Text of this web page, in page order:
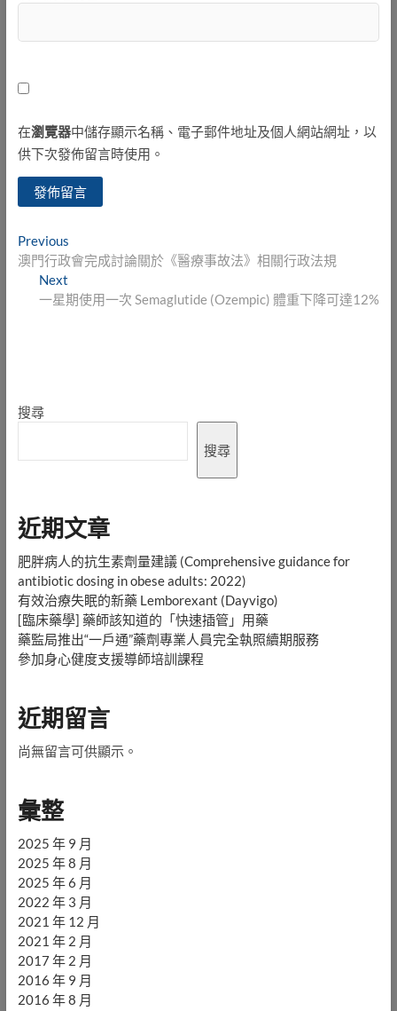
在瀏覽器中儲存顯示名稱、電子郵件地址及個人網站網址，以
供下次發佈留言時使用。
文
章
導
PreviousPrevious
post:
澳門行政會完成討論關於《醫療事故法》相關行政法規
Next
post:
一星期使用一次 Semaglutide (Ozempic) 體重下降可達12%
搜尋
搜尋
近期文章
肥胖病人的抗生素劑量建議 (Comprehensive guidance for
antibiotic dosing in obese adults: 2022)
有效治療失眠的新藥 Lemborexant (Dayvigo)
[臨床藥學] 藥師該知道的「快速插管」用藥
藥監局推出“一戶通”藥劑專業人員完全執照續期服務
參加身心健度支援導師培訓課程
近期留言
尚無留言可供顯示。
彙整
2025 年 9 月
2025 年 8 月
2025 年 6 月
2022 年 3 月
2021 年 12 月
2021 年 2 月
2017 年 2 月
2016 年 9 月
2016 年 8 月